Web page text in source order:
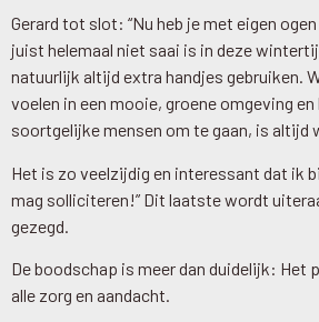
Gerard tot slot: “Nu heb je met eigen
juist helemaal niet saai is in deze
natuurlijk altijd extra handjes gebruiken.
voelen in een mooie, groene omgeving
soortgelijke mensen om te gaan, is altijd
Het is zo veelzijdig en interessant dat ik
mag solliciteren!” Dit laatste wordt
gezegd.
De boodschap is meer dan duidelijk: Het
alle zorg en aandacht.